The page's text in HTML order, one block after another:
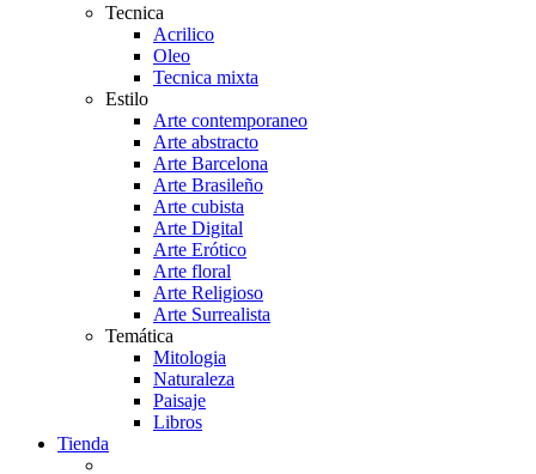
Tecnica
Acrilico
Oleo
Tecnica mixta
Estilo
Arte contemporaneo
Arte abstracto
Arte Barcelona
Arte Brasileño
Arte cubista
Arte Digital
Arte Erótico
Arte floral
Arte Religioso
Arte Surrealista
Temática
Mitologia
Naturaleza
Paisaje
Libros
Tienda